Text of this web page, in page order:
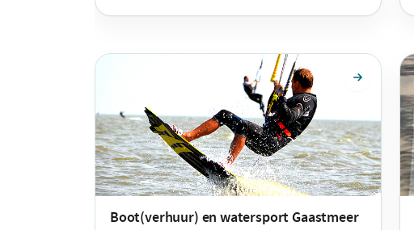
Boot(verhuur) en watersportGaastmeer